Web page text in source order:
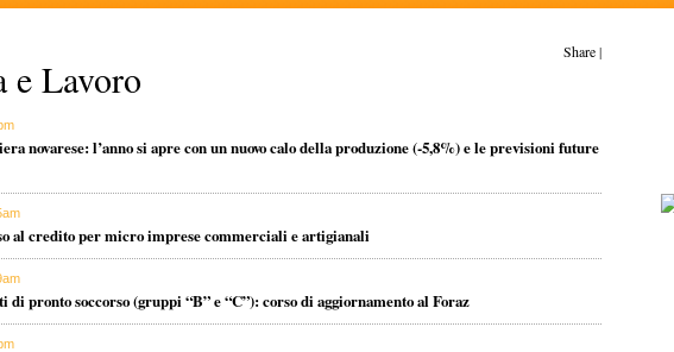
Share|
e Lavoro
novarese: l’anno si apre con un nuovo calo della produzione (-5,8%) e le previsioni future
al credito per micro imprese commerciali e artigianali
pronto soccorso (gruppi “B” e “C”): corso di aggiornamento al Foraz